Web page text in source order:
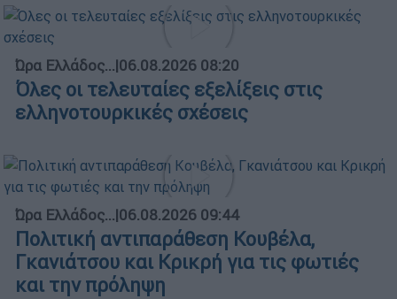
Ώρα Ελλάδος...|06.08.2026 08:20
Όλες οι τελευταίες εξελίξεις στις
ελληνοτουρκικές σχέσεις
Ώρα Ελλάδος...|06.08.2026 09:44
Πολιτική αντιπαράθεση Κουβέλα,
Γκανιάτσου και Κρικρή για τις φωτιές
και την πρόληψη